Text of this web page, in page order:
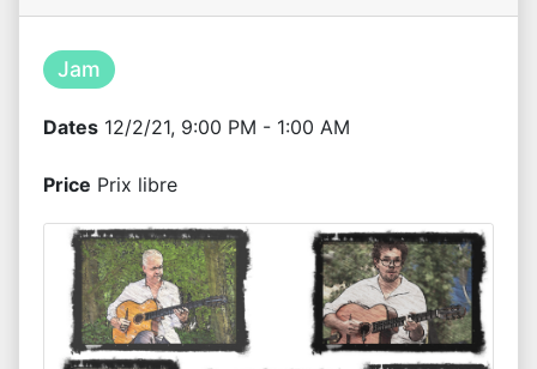
Jam
Dates 12/2/21, 9:00 PM - 1:00 AM
Price Prix libre